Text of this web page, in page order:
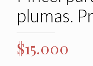
plumas.
$15.000